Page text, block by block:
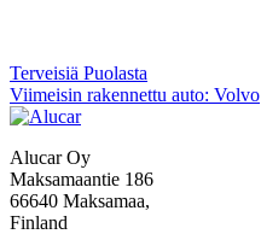
Artikkelien
selaus
Terveisiä Puolasta
Viimeisin rakennettu auto: Volvo
Alucar Oy
Maksamaantie 186
66640 Maksamaa,
Finland